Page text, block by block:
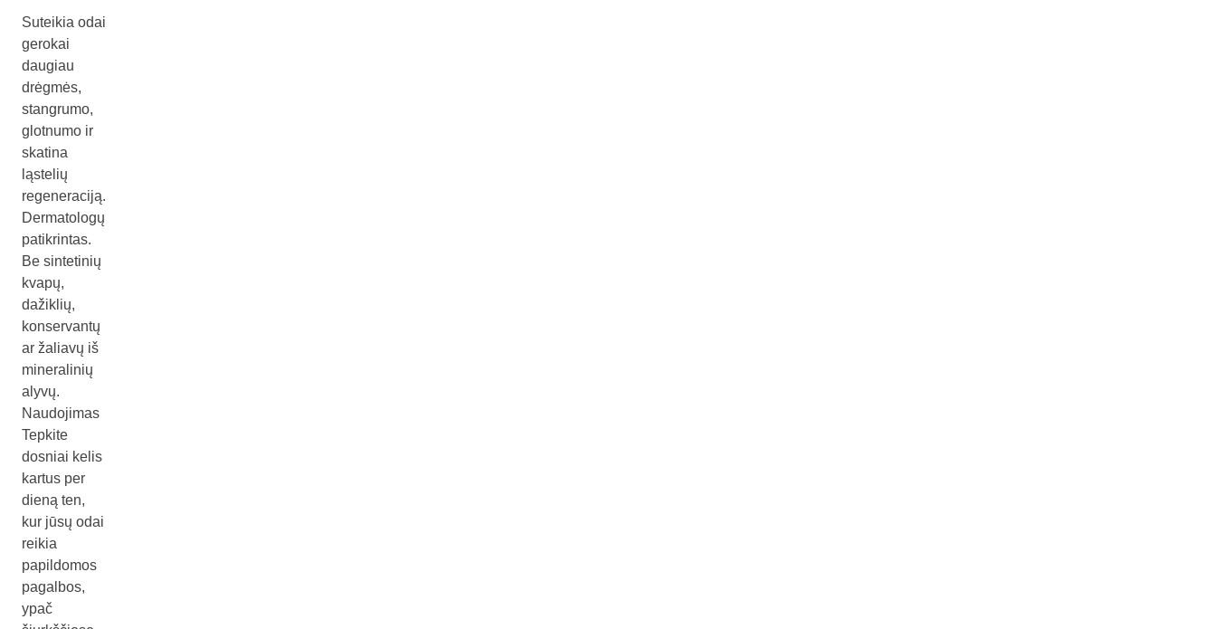
Suteikia odai
gerokai
daugiau
drėgmės,
stangrumo,
glotnumo ir
skatina
ląstelių
regeneraciją.
Dermatologų
patikrintas.
Be sintetinių
kvapų,
dažiklių,
konservantų
ar žaliavų iš
mineralinių
alyvų.
Naudojimas
Tepkite
dosniai kelis
kartus per
dieną ten,
kur jūsų odai
reikia
papildomos
pagalbos,
ypač